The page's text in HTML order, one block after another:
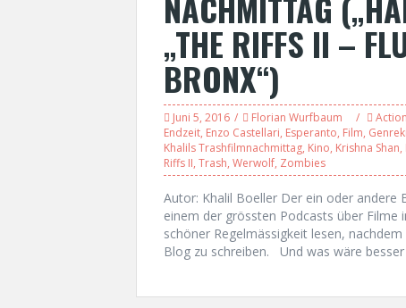
„THE RIFFS II –
BRONX“)
Juni 5, 2016 Florian Wurfbaum Action
Endzeit, Enzo Castellari, Esperanto, Film,
Khalils Trashfilmnachmittag, Kino, Krishna Shan,
Riffs II, Trash, Werwolf, Zombies
Autor: Khalil Boeller Der ein oder andere
einem der grössten Podcasts über
schöner Regelmässigkeit lesen,
Blog zu schreiben. Und was wäre